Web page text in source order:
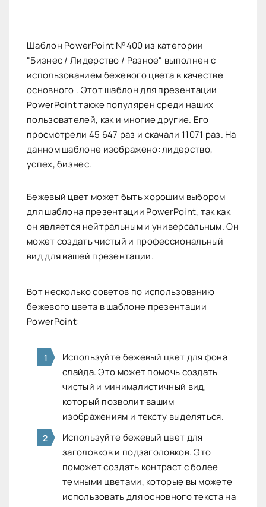
Шаблон PowerPoint №400 из категории
"Бизнес / Лидерство / Разное" выполнен с
использованием бежевого цвета в качестве
основного . Этот шаблон для презентации
PowerPoint также популярен среди наших
пользователей, как и многие другие. Его
просмотрели 45 647 раз и скачали 11071 раз. На
данном шаблоне изображено: лидерство,
успех, бизнес.
Бежевый цвет может быть хорошим выбором
для шаблона презентации PowerPoint, так как
он является нейтральным и универсальным. Он
может создать чистый и профессиональный
вид для вашей презентации.
Вот несколько советов по использованию
бежевого цвета в шаблоне презентации
PowerPoint:
Используйте бежевый цвет для фона
слайда. Это может помочь создать
чистый и минималистичный вид,
который позволит вашим
изображениям и тексту выделяться.
Используйте бежевый цвет для
заголовков и подзаголовков. Это
поможет создать контраст с более
темными цветами, которые вы можете
использовать для основного текста на